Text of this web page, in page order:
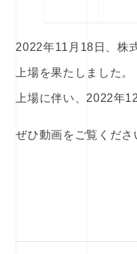
2022年11月18日、株
上場を果たしました。
上場に伴い、2022年
ぜひ動画をご覧くださ